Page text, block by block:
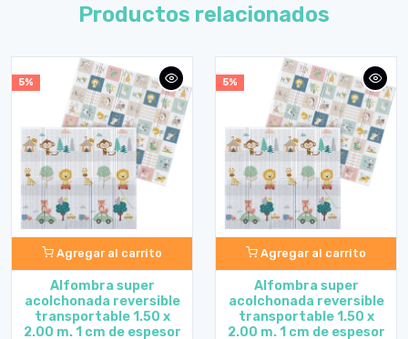
Productos relacionados
5%
Agregar al carrito
Alfombra super
acolchonada reversible
transportable 1.50 x
2.00 m. 1 cm de espesor
5%
Agregar al carrito
Alfombra super
acolchonada reversible
transportable 1.50 x
2.00 m. 1 cm de espesor